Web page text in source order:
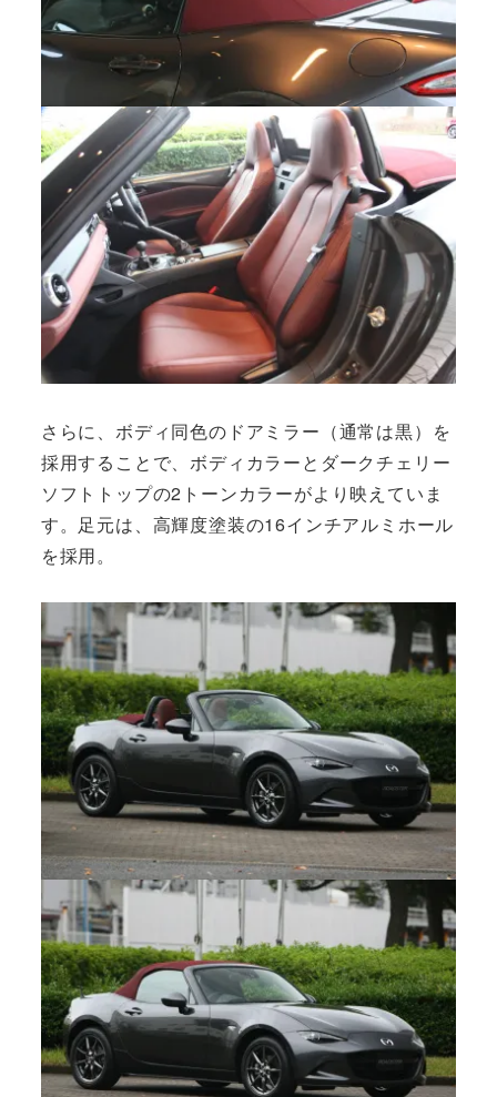
さらに、ボディ同色のドアミラー（通常は黒）を
採用することで、ボディカラーとダークチェリー
ソフトトップの2トーンカラーがより映えていま
す。足元は、高輝度塗装の16インチアルミホール
を採用。